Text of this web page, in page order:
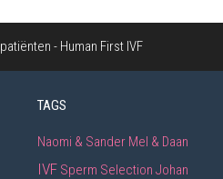
patiënten - Human First IVF
TAGS
Naomi & Sander Mel & Daan
IVF Sperm Selection Johan